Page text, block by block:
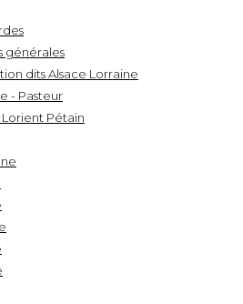
générales
dits Alsace Lorraine
- Pasteur
Lorient Pétain